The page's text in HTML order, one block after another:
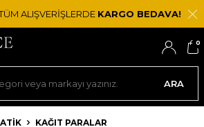
ALIŞVERİŞLERDE KARGO BEDAVA!
ARA
0
KAĞIT PARALAR